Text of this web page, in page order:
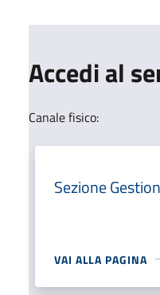
Accedi al
Canale fisico:
Sezione
VAI ALLA PAGINA